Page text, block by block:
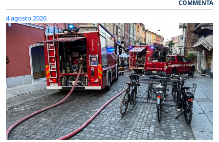
COMMENTA
4 agosto 2026